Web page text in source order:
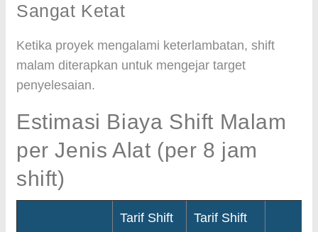
Sangat Ketat
Ketika proyek mengalami keterlambatan, shift
malam diterapkan untuk mengejar target
penyelesaian.
Estimasi Biaya Shift Malam
per Jenis Alat (per 8 jam
shift)
Tarif Shift
Tarif Shift